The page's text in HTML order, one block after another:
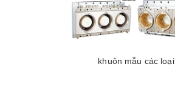
khuôn mẫu các loại